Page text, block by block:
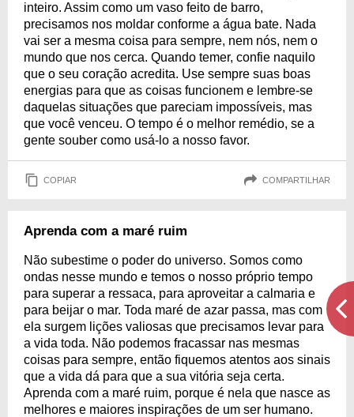
inteiro. Assim como um vaso feito de barro,
precisamos nos moldar conforme a água bate. Nada
vai ser a mesma coisa para sempre, nem nós, nem o
mundo que nos cerca. Quando temer, confie naquilo
que o seu coração acredita. Use sempre suas boas
energias para que as coisas funcionem e lembre-se
daquelas situações que pareciam impossíveis, mas
que você venceu. O tempo é o melhor remédio, se a
gente souber como usá-lo a nosso favor.
COPIAR COMPARTILHAR
Aprenda com a maré ruim
Não subestime o poder do universo. Somos como
ondas nesse mundo e temos o nosso próprio tempo
para superar a ressaca, para aproveitar a calmaria e
para beijar o mar. Toda maré de azar passa, mas com
ela surgem lições valiosas que precisamos levar para
a vida toda. Não podemos fracassar nas mesmas
coisas para sempre, então fiquemos atentos aos sinais
que a vida dá para que a sua vitória seja certa.
Aprenda com a maré ruim, porque é nela que nasce as
melhores e maiores inspirações de um ser humano.